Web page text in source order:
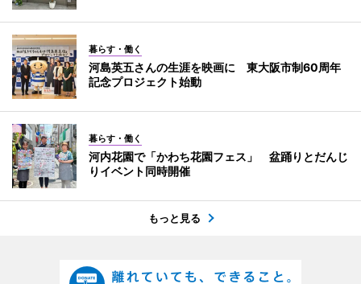
暮らす・働く
河島英五さんの生涯を映画に 東大阪市制60周年
記念プロジェクト始動
暮らす・働く
河内花園で「かわち花園フェス」 盆踊りとだんじ
りイベント同時開催
もっと見る